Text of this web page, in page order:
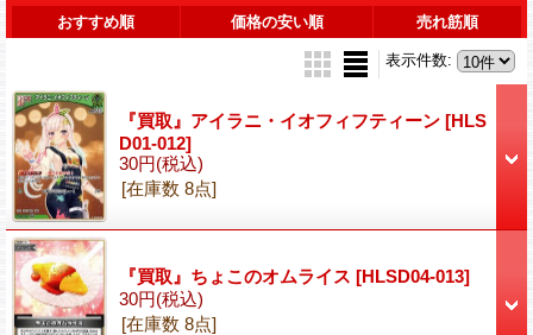
おすすめ順 価格の安い順 売れ筋順
表示件数:
『買取』アイラニ・イオフィフティーン [HLS
D01-012]
30円(税込)
[在庫数 8点]
『買取』ちょこのオムライス [HLSD04-013]
30円(税込)
[在庫数 8点]